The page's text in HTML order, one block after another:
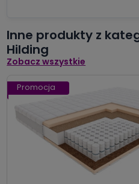
Inne produkty z
Hilding
Zobacz wszystkie
Promocja